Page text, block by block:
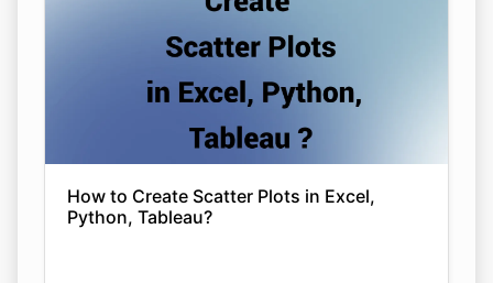
How to Create Scatter Plots in Excel,
Python, Tableau?